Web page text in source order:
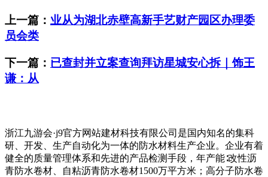
上一篇： 业从为湖北赤壁高新手艺财产园区办理委
员会类
下一篇： 已查封并立案查询拜访星城安心拆｜饰王
谦：从
浙江九游会·j9官方网站建材科技有限公司是国内知名的集科
研、开发、生产自动化为一体的防水材料生产企业。企业有着
健全的质量管理体系和先进的产品检测手段，年产能∶改性沥
青防水卷材、自粘沥青防水卷材1500万平方米；高分子防水卷